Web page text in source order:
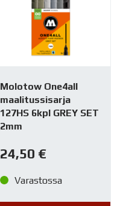
Molotow One4all
maalitussisarja
127HS 6kpl GREY SET
2mm
24,50 €
Varastossa